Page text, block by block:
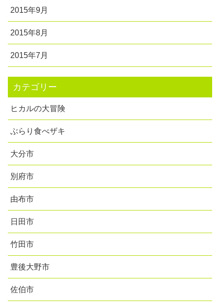
2015年9月
2015年8月
2015年7月
カテゴリー
ヒカルの大冒険
ぶらり食べザキ
大分市
別府市
由布市
日田市
竹田市
豊後大野市
佐伯市